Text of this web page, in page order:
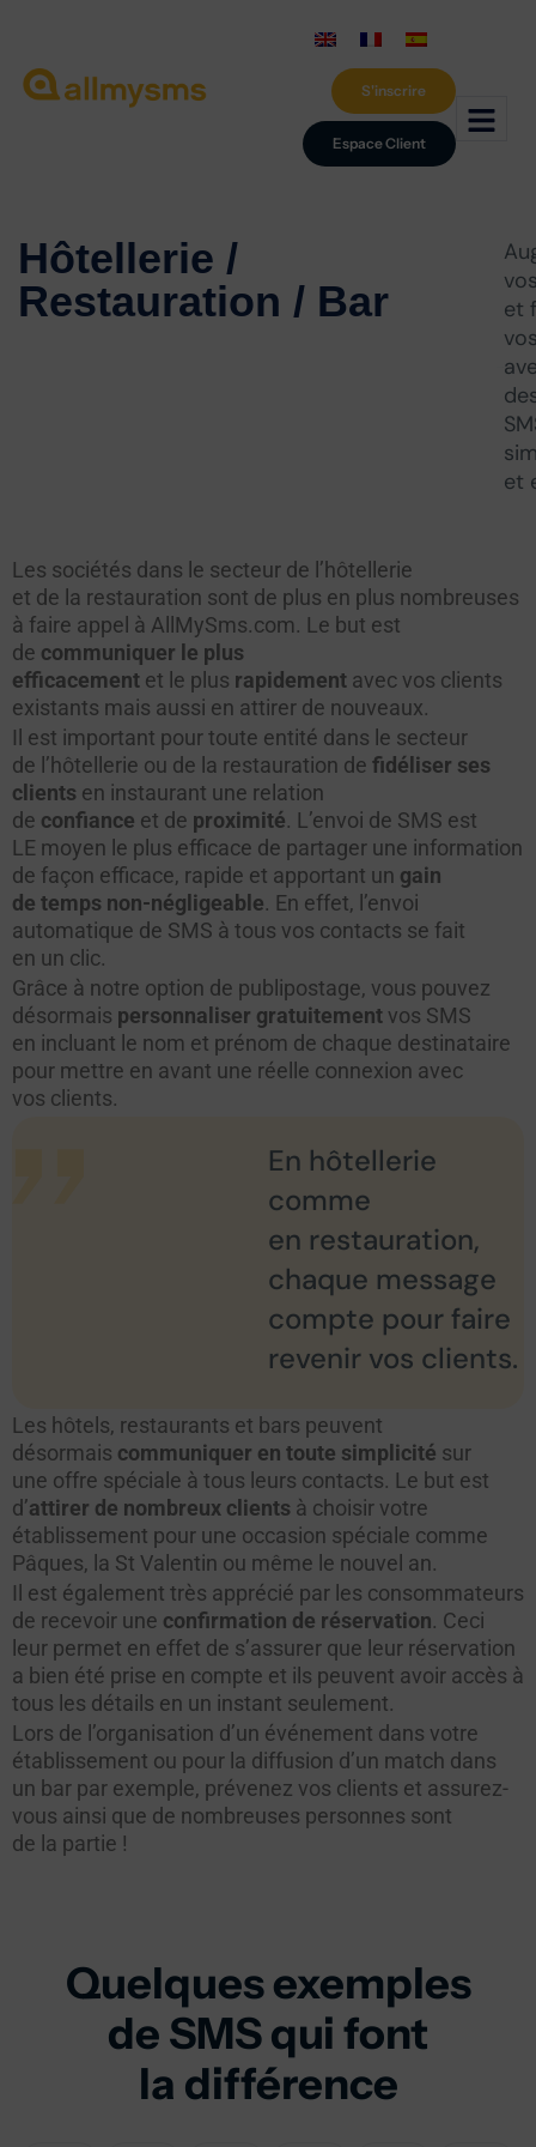
Espace Client
S'inscrire
Hôtellerie /
Restauration / Bar
et
et
Les sociétés dans le secteur de l’hôtellerie
et de la restauration sont de plus en plus nombreuses
à faire appel à AllMySms.com. Le but est
de communiquer le plus
efficacement et le plus rapidement avec vos clients
existants mais aussi en attirer de nouveaux.
Il est important pour toute entité dans le secteur
de l’hôtellerie ou de la restauration de fidéliser ses
clients en instaurant une relation
de confiance et de proximité. L’envoi de SMS est
LE moyen le plus efficace de partager une information
de façon efficace, rapide et apportant un gain
de temps non-négligeable. En effet, l’envoi
automatique de SMS à tous vos contacts se fait
en un clic.
Grâce à notre option de publipostage, vous pouvez
désormais personnaliser gratuitement vos SMS
en incluant le nom et prénom de chaque destinataire
pour mettre en avant une réelle connexion avec
vos clients.
En hôtellerie
comme
en restauration,
chaque message
compte pour faire
revenir vos clients.
Les hôtels, restaurants et bars peuvent
désormais communiquer en toute simplicité sur
une offre spéciale à tous leurs contacts. Le but est
d’attirer de nombreux clients à choisir votre
établissement pour une occasion spéciale comme
Pâques, la St Valentin ou même le nouvel an.
Il est également très apprécié par les consommateurs
de recevoir une confirmation de réservation. Ceci
leur permet en effet de s’assurer que leur réservation
a bien été prise en compte et ils peuvent avoir accès à
tous les détails en un instant seulement.
Lors de l’organisation d’un événement dans votre
établissement ou pour la diffusion d’un match dans
un bar par exemple, prévenez vos clients et assurez-
vous ainsi que de nombreuses personnes sont
de la partie !
Quelques exemples
de SMS qui font
la différence